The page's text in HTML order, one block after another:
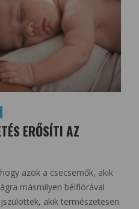
ERŐSÍTI AZ
azok a csecsemők, akik
másmilyen bélflórával
akik természetesen